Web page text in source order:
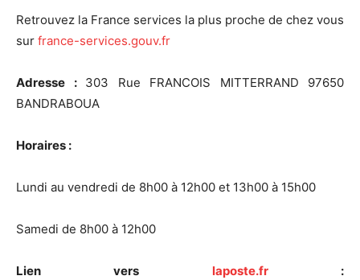
Retrouvez la France services la plus proche de chez vous
sur france-services.gouv.fr
Adresse : 303 Rue FRANCOIS MITTERRAND 97650
BANDRABOUA
Horaires :
Lundi au vendredi de 8h00 à 12h00 et 13h00 à 15h00
Samedi de 8h00 à 12h00
Lien vers laposte.fr: